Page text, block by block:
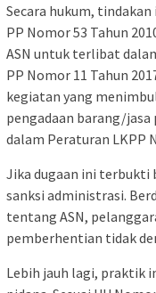
Secara hukum,
PP Nomor 53 Tahun
ASN untuk terlibat
PP Nomor 11 Tahun
kegiatan yang
pengadaan barang/
dalam Peraturan LKPP
Jika dugaan ini terbukti
sanksi administrasi.
tentang ASN,
pemberhentian tidak
Lebih jauh lagi, praktik